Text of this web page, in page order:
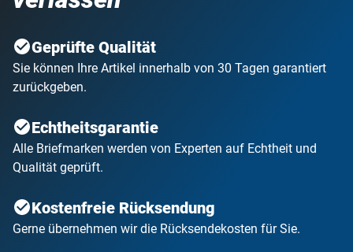
Geprüfte Qualität
Sie können Ihre Artikel innerhalb von 30 Tagen garantiert
zurückgeben.
Echtheitsgarantie
Alle Briefmarken werden von Experten auf Echtheit und
Qualität geprüft.
Kostenfreie Rücksendung
Gerne übernehmen wir die Rücksendekosten für Sie.